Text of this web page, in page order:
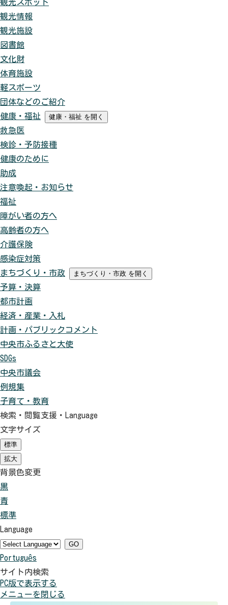
観光スポット
観光情報
観光施設
図書館
文化財
体育施設
軽スポーツ
団体などのご紹介
健康・福祉
健康・福祉 を開く
救急医
検診・予防接種
健康のために
助成
注意喚起・お知らせ
福祉
障がい者の方へ
高齢者の方へ
介護保険
感染症対策
まちづくり・市政
まちづくり・市政 を開く
予算・決算
都市計画
経済・産業・入札
計画・パブリックコメント
中央市ふるさと大使
SDGs
中央市議会
例規集
子育て・教育
検索・閲覧支援・
Language
文字サイズ
標準
期
状
態）
拡大
期
状
背景色変更
黒
色
を
黒
色
に
す
る
青
景
色
を
青
色
に
す
標準
景
色
を
元
に
戻
Language
GO
Português
サイト内検索
PC版で表示する
メニューを閉じる